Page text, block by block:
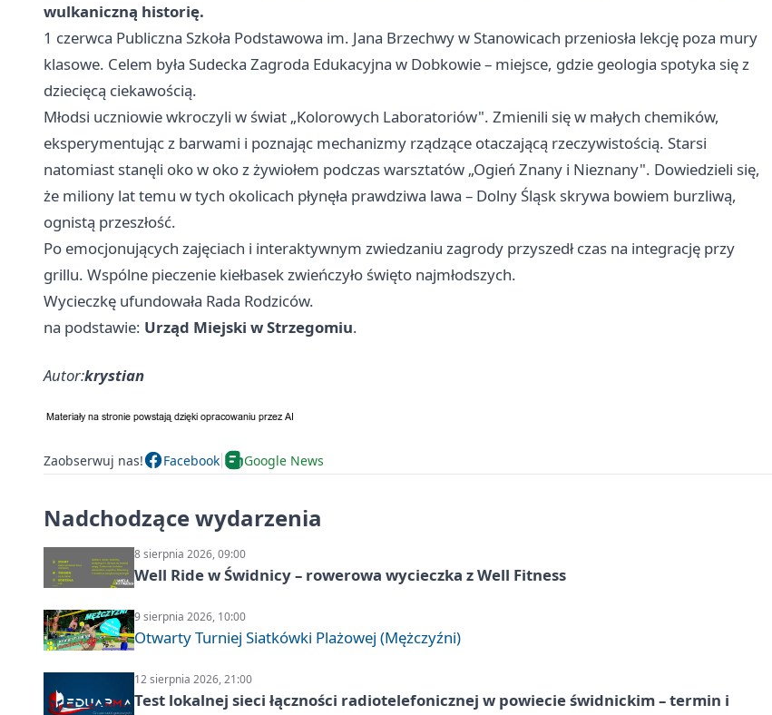
wulkaniczną historię.
1 czerwca Publiczna Szkoła Podstawowa im. Jana Brzechwy w Stanowicach przeniosła lekcję poza mury
klasowe. Celem była Sudecka Zagroda Edukacyjna w Dobkowie – miejsce, gdzie geologia spotyka się z
dziecięcą ciekawością.
Młodsi uczniowie wkroczyli w świat „Kolorowych Laboratoriów". Zmienili się w małych chemików,
eksperymentując z barwami i poznając mechanizmy rządzące otaczającą rzeczywistością. Starsi
natomiast stanęli oko w oko z żywiołem podczas warsztatów „Ogień Znany i Nieznany". Dowiedzieli się,
że miliony lat temu w tych okolicach płynęła prawdziwa lawa – Dolny Śląsk skrywa bowiem burzliwą,
ognistą przeszłość.
Po emocjonujących zajęciach i interaktywnym zwiedzaniu zagrody przyszedł czas na integrację przy
grillu. Wspólne pieczenie kiełbasek zwieńczyło święto najmłodszych.
Wycieczkę ufundowała Rada Rodziców.
na podstawie: Urząd Miejski w Strzegomiu.
Autor:krystian
Zaobserwuj nas! Facebook Google News
Nadchodzące wydarzenia
8 sierpnia 2026, 09:00
Well Ride w Świdnicy – rowerowa wycieczka z Well Fitness
9 sierpnia 2026, 10:00
Otwarty Turniej Siatkówki Plażowej (Mężczyźni)
12 sierpnia 2026, 21:00
Test lokalnej sieci łączności radiotelefonicznej w powiecie świdnickim – termin i